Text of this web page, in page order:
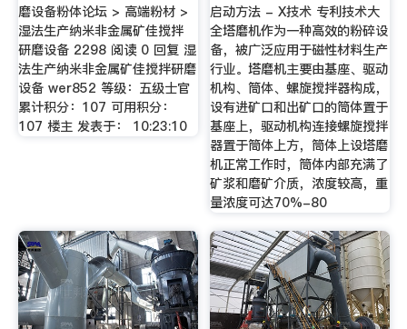
磨设备粉体论坛 > 高端粉材 >
湿法生产纳米非金属矿佳搅拌
研磨设备 2298 阅读 0 回复 湿
法生产纳米非金属矿佳搅拌研磨
设备 wer852 等级：五级士官
累计积分：107 可用积分：
107 楼主 发表于： 10:23:10
启动方法 - X技术 专利技术大
全塔磨机作为一种高效的粉碎设
备，被广泛应用于磁性材料生产
行业。塔磨机主要由基座、驱动
机构、筒体、螺旋搅拌器构成，
设有进矿口和出矿口的筒体置于
基座上，驱动机构连接螺旋搅拌
器置于筒体上方，筒体上设塔磨
机正常工作时，筒体内部充满了
矿浆和磨矿介质，浓度较高，重
量浓度可达70%-80